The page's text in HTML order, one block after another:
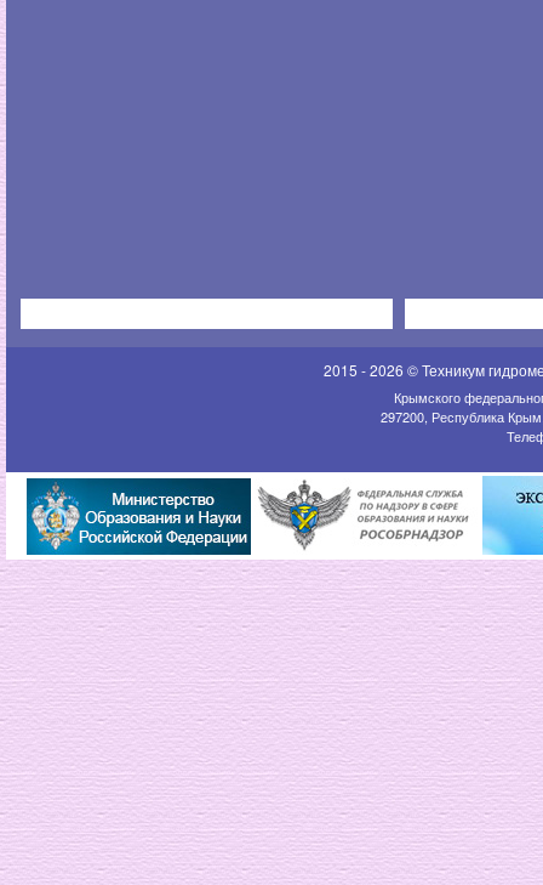
2015 - 2026 © Техникум
Крымского
297200, Республика